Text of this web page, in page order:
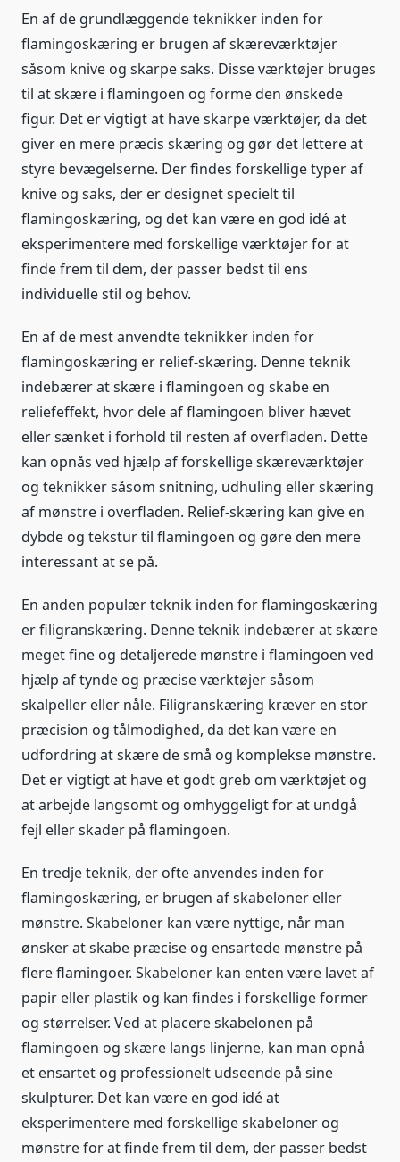
En af de grundlæggende teknikker inden for
flamingoskæring er brugen af skæreværktøjer
såsom knive og skarpe saks. Disse værktøjer bruges
til at skære i flamingoen og forme den ønskede
figur. Det er vigtigt at have skarpe værktøjer, da det
giver en mere præcis skæring og gør det lettere at
styre bevægelserne. Der findes forskellige typer af
knive og saks, der er designet specielt til
flamingoskæring, og det kan være en god idé at
eksperimentere med forskellige værktøjer for at
finde frem til dem, der passer bedst til ens
individuelle stil og behov.
En af de mest anvendte teknikker inden for
flamingoskæring er relief-skæring. Denne teknik
indebærer at skære i flamingoen og skabe en
reliefeffekt, hvor dele af flamingoen bliver hævet
eller sænket i forhold til resten af overfladen. Dette
kan opnås ved hjælp af forskellige skæreværktøjer
og teknikker såsom snitning, udhuling eller skæring
af mønstre i overfladen. Relief-skæring kan give en
dybde og tekstur til flamingoen og gøre den mere
interessant at se på.
En anden populær teknik inden for flamingoskæring
er filigranskæring. Denne teknik indebærer at skære
meget fine og detaljerede mønstre i flamingoen ved
hjælp af tynde og præcise værktøjer såsom
skalpeller eller nåle. Filigranskæring kræver en stor
præcision og tålmodighed, da det kan være en
udfordring at skære de små og komplekse mønstre.
Det er vigtigt at have et godt greb om værktøjet og
at arbejde langsomt og omhyggeligt for at undgå
fejl eller skader på flamingoen.
En tredje teknik, der ofte anvendes inden for
flamingoskæring, er brugen af skabeloner eller
mønstre. Skabeloner kan være nyttige, når man
ønsker at skabe præcise og ensartede mønstre på
flere flamingoer. Skabeloner kan enten være lavet af
papir eller plastik og kan findes i forskellige former
og størrelser. Ved at placere skabelonen på
flamingoen og skære langs linjerne, kan man opnå
et ensartet og professionelt udseende på sine
skulpturer. Det kan være en god idé at
eksperimentere med forskellige skabeloner og
mønstre for at finde frem til dem, der passer bedst